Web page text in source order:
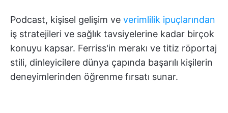
Podcast, kişisel gelişim ve verimlilik ipuçlarından
iş stratejileri ve sağlık tavsiyelerine kadar birçok
konuyu kapsar. Ferriss'in merakı ve titiz röportaj
stili, dinleyicilere dünya çapında başarılı kişilerin
deneyimlerinden öğrenme fırsatı sunar.